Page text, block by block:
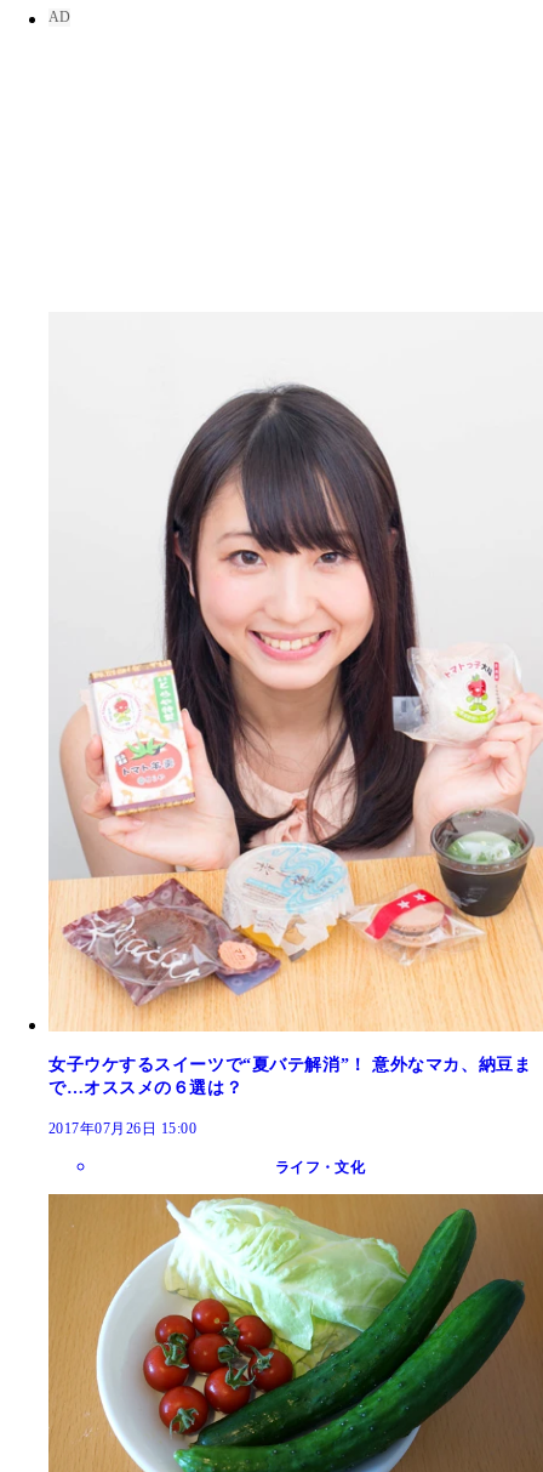
女子ウケするスイーツで“夏バテ解消”！ 意外なマカ、納豆ま
で…オススメの６選は？
2017年07月26日 15:00
ライフ・文化